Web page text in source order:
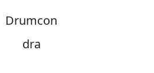
Drumcon
dra